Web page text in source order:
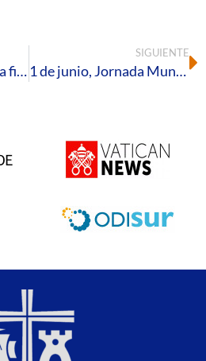
El Obispado de Huelva firma un acuerdo con la Agencia Tributaria para facilitar la gestión telemática de trámites fiscales en representación de las parroquias
SIGUIENTE
1 de junio, Jornada Mundial de las Comunicaciones Sociales